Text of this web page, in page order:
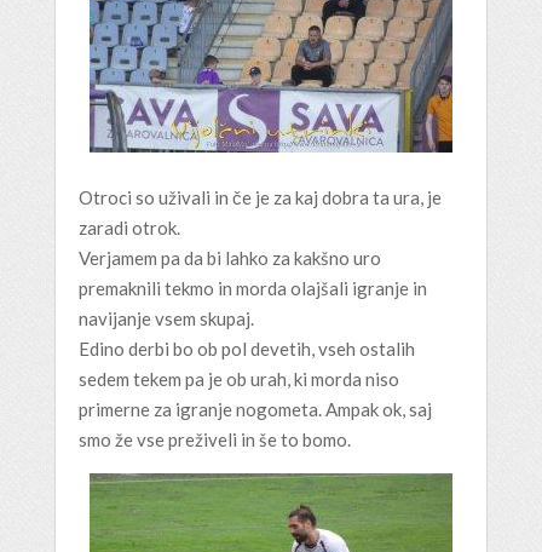
Otroci so uživali in če je za kaj dobra ta ura, je
zaradi otrok.
Verjamem pa da bi lahko za kakšno uro
premaknili tekmo in morda olajšali igranje in
navijanje vsem skupaj.
Edino derbi bo ob pol devetih, vseh ostalih
sedem tekem pa je ob urah, ki morda niso
primerne za igranje nogometa. Ampak ok, saj
smo že vse preživeli in še to bomo.